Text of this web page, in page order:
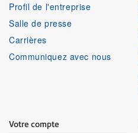
Profil de l'entreprise
Salle de presse
Carrières
Communiquez avec nous
Votre compte